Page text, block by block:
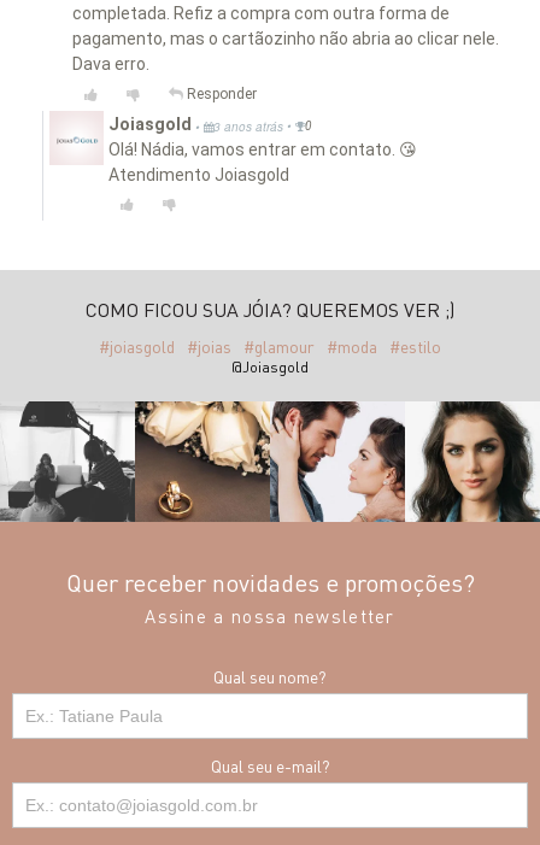
completada. Refiz a compra com outra forma de
pagamento, mas o cartãozinho não abria ao clicar nele.
Dava erro.
Responder
Joiasgold • 3 anos atrás • 0
Olá! Nádia, vamos entrar em contato. 😘
Atendimento Joiasgold
COMO FICOU SUA JÓIA? QUEREMOS VER ;)
#joiasgold #joias #glamour #moda #estilo
@Joiasgold
Quer receber novidades e promoções?
Assine a nossa newsletter
Qual seu nome?
Qual seu e-mail?